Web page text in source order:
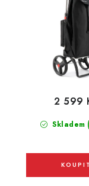
Skladem
2 599